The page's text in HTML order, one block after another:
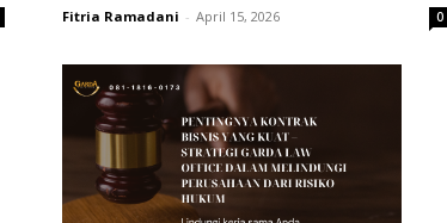
Fitria Ramadani - April 15, 2026 0